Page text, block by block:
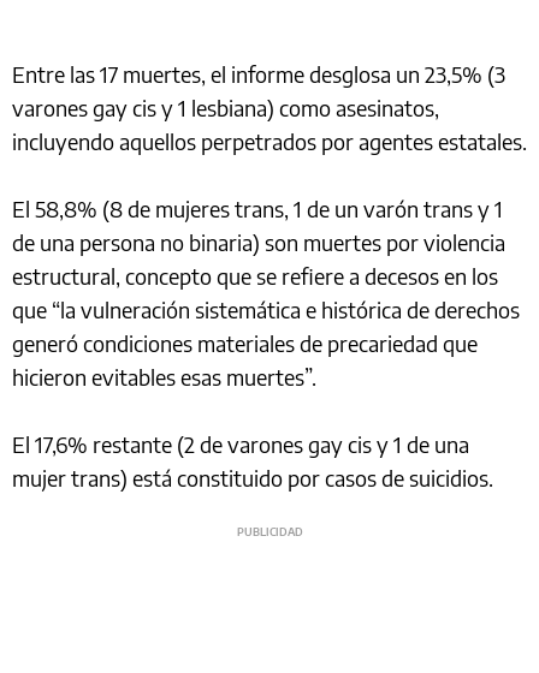
Entre las 17 muertes, el informe desglosa un 23,5% (3
varones gay cis y 1 lesbiana) como asesinatos,
incluyendo aquellos perpetrados por agentes estatales.
El 58,8% (8 de mujeres trans, 1 de un varón trans y 1
de una persona no binaria) son muertes por violencia
estructural, concepto que se refiere a decesos en los
que “la vulneración sistemática e histórica de derechos
generó condiciones materiales de precariedad que
hicieron evitables esas muertes”.
El 17,6% restante (2 de varones gay cis y 1 de una
mujer trans) está constituido por casos de suicidios.